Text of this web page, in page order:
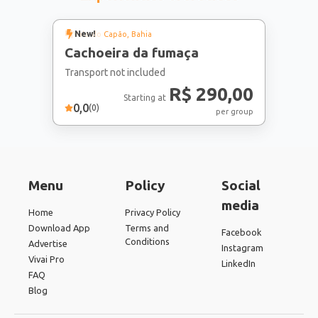
New!
Vale do Capão , Bahia
Cachoeira da fumaça
Transport not included
0,0(0)
Starting at R$ 290,00
per group
Menu
Home
Download App
Advertise
Vivai Pro
FAQ
Blog
Policy
Privacy Policy
Terms and
Conditions
Social
media
Facebook
Instagram
LinkedIn